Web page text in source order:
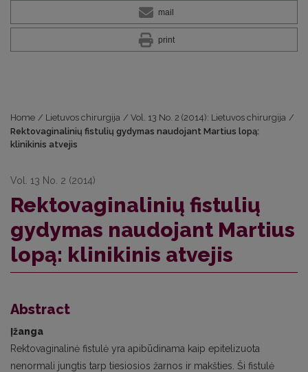
mail
print
Home / Lietuvos chirurgija / Vol. 13 No. 2 (2014): Lietuvos chirurgija /
Rektovaginalinių fistulių gydymas naudojant Martius lopą:
klinikinis atvejis
Vol. 13 No. 2 (2014)
Rektovaginalinių fistulių
gydymas naudojant Martius
lopą: klinikinis atvejis
Abstract
Įžanga
Rektovaginalinė fistulė yra apibūdinama kaip epitelizuota
nenormali jungtis tarp tiesiosios žarnos ir makšties. Ši fistulė